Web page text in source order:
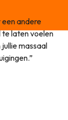
andere
te laten voelen
massaal